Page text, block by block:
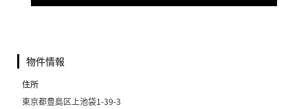
物件情報
住所
東京都豊島区上池袋1-39-3